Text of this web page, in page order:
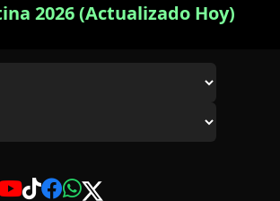
2026 (Actualizado Hoy)